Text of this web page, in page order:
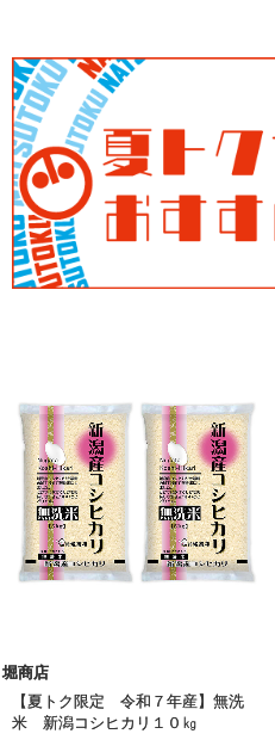
堀商店
【夏トク限定 令和７年産】無洗
米 新潟コシヒカリ１０㎏